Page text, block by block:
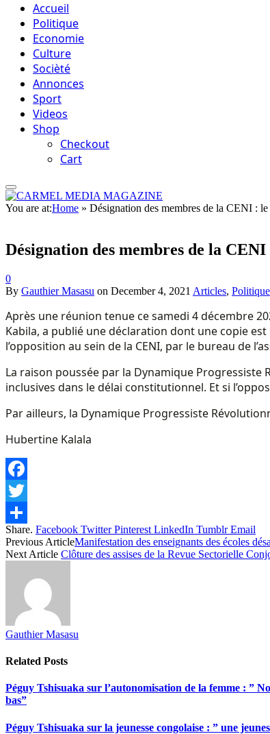
Accueil
Politique
Economie
Culture
Socièté
Annonces
Sport
Videos
Shop
Checkout
Cart
You are at:Home » Désignation des membres de la CENI :
Désignation des membres de la
0
By Gauthier Masasu on December 4, 2021 Articles, Politique
Après une réunion tenue ce samedi 4 décembre
Kabila, a publié une déclaration dont une copie
l’opposition au sein de la CENI, par le bureau de
La raison poussée par la Dynamique Progressiste
inclusives dans le délai constitutionnel. Et si
Par ailleurs, la Dynamique Progressiste
Hubertine Kalala
Facebook
Twitter
Share
Share. Facebook Twitter Pinterest LinkedIn Tumblr Email
Previous ArticleManifestation des enseignants des écoles
Next Article Clôture des assises de la Revue Sectorielle
Gauthier Masasu
Related Posts
Péguy Tshisuaka sur l’autonomisation de la femme : ”
bas”
Péguy Tshisuaka sur la jeunesse congolaise : ” une